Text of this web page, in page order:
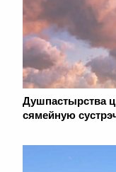
Душпастырства
сямейную